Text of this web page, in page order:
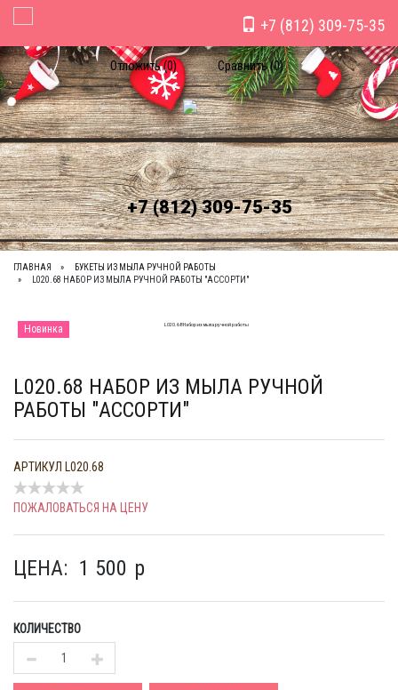
Отложить (0) Сравнить (0)
+7 (812) 309-75-35
+7 (812) 309-75-35
Toggle Navigation
ГЛАВНАЯ
БУКЕТЫ ИЗ МЫЛА РУЧНОЙ РАБОТЫ
L020.68 НАБОР ИЗ МЫЛА РУЧНОЙ РАБОТЫ "АССОРТИ"
Новинка
L020.68 НАБОР ИЗ МЫЛА РУЧНОЙ
РАБОТЫ "АССОРТИ"
АРТИКУЛ L020.68
ПОЖАЛОВАТЬСЯ НА ЦЕНУ
ЦЕНА: 1 500 p
КОЛИЧЕСТВО